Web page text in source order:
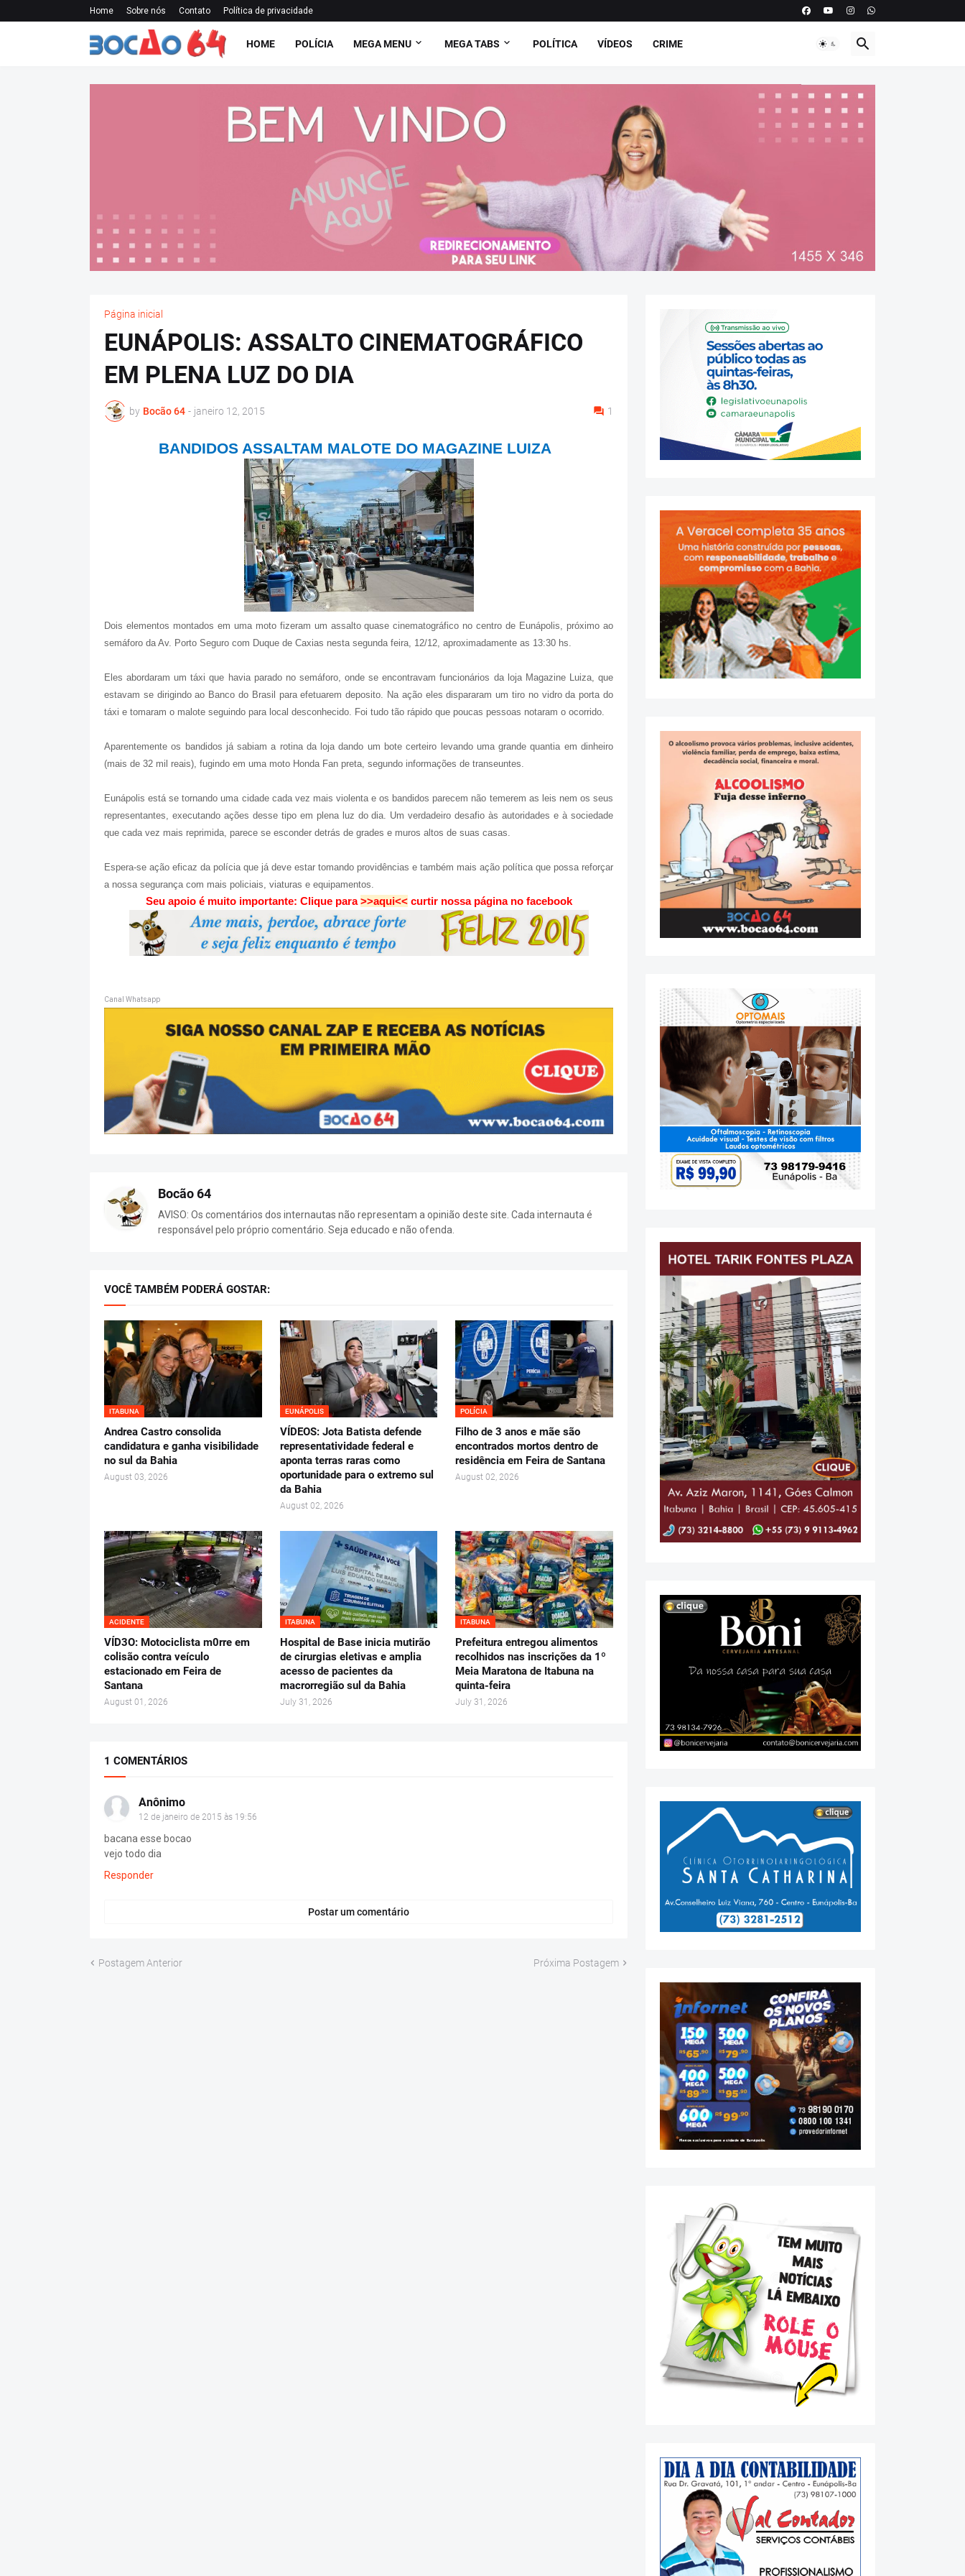
Home Sobre nós Contato Política de privacidade
HOME POLÍCIA MEGA MENU MEGA TABS POLÍTICA VÍDEOS CRIME
Página inicial
EUNÁPOLIS: ASSALTO CINEMATOGRÁFICO
EM PLENA LUZ DO DIA
by Bocão 64 - janeiro 12, 2015 1
BANDIDOS ASSALTAM MALOTE DO MAGAZINE LUIZA
Dois elementos montados em uma moto fizeram um assalto quase cinematográfico no centro de Eunápolis, próximo ao
semáforo da Av. Porto Seguro com Duque de Caxias nesta segunda feira, 12/12, aproximadamente as 13:30 hs.
Eles abordaram um táxi que havia parado no semáforo, onde se encontravam funcionários da loja Magazine Luiza, que
estavam se dirigindo ao Banco do Brasil para efetuarem deposito. Na ação eles dispararam um tiro no vidro da porta do
táxi e tomaram o malote seguindo para local desconhecido. Foi tudo tão rápido que poucas pessoas notaram o ocorrido.
Aparentemente os bandidos já sabiam a rotina da loja dando um bote certeiro levando uma grande quantia em dinheiro
(mais de 32 mil reais), fugindo em uma moto Honda Fan preta, segundo informações de transeuntes.
Eunápolis está se tornando uma cidade cada vez mais violenta e os bandidos parecem não temerem as leis nem os seus
representantes, executando ações desse tipo em plena luz do dia. Um verdadeiro desafio às autoridades e à sociedade
que cada vez mais reprimida, parece se esconder detrás de grades e muros altos de suas casas.
Espera-se ação eficaz da polícia que já deve estar tomando providências e também mais ação política que possa reforçar
a nossa segurança com mais policiais, viaturas e equipamentos.
Seu apoio é muito importante: Clique para>>aqui<<curtir nossa página no facebook
Canal Whatsapp
Bocão 64
AVISO: Os comentários dos internautas não representam a opinião deste site. Cada internauta é
responsável pelo próprio comentário. Seja educado e não ofenda.
VOCÊ TAMBÉM PODERÁ GOSTAR:
ITABUNA
Andrea Castro consolida
candidatura e ganha visibilidade
no sul da Bahia
August 03, 2026
EUNÁPOLIS
VÍDEOS: Jota Batista defende
representatividade federal e
aponta terras raras como
oportunidade para o extremo sul
da Bahia
August 02, 2026
POLÍCIA
Filho de 3 anos e mãe são
encontrados mortos dentro de
residência em Feira de Santana
August 02, 2026
ACIDENTE
VÍD3O: Motociclista m0rre em
colisão contra veículo
estacionado em Feira de
Santana
August 01, 2026
ITABUNA
Hospital de Base inicia mutirão
de cirurgias eletivas e amplia
acesso de pacientes da
macrorregião sul da Bahia
July 31, 2026
ITABUNA
Prefeitura entregou alimentos
recolhidos nas inscrições da 1º
Meia Maratona de Itabuna na
quinta-feira
July 31, 2026
1 COMENTÁRIOS
Anônimo
12 de janeiro de 2015 às 19:56
bacana esse bocao
vejo todo dia
Responder
Postar um comentário
Postagem Anterior Próxima Postagem